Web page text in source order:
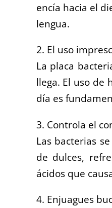
encía hacia el
lengua.
2. El uso
La placa
llega. El uso de
día es
3. Controla el
Las bacterias
de dulces,
ácidos que
4. Enjuagues